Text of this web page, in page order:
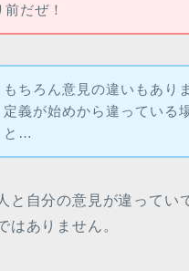
だぜ！
もちろん意見の違いもあり
定義が始めから違っている
と…
と自分の意見が違ってい
はありません。